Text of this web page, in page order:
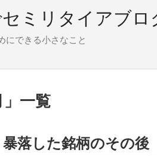
ミリタイアブロ
にできる小さなこと
」 一覧
暴落した銘柄のその後